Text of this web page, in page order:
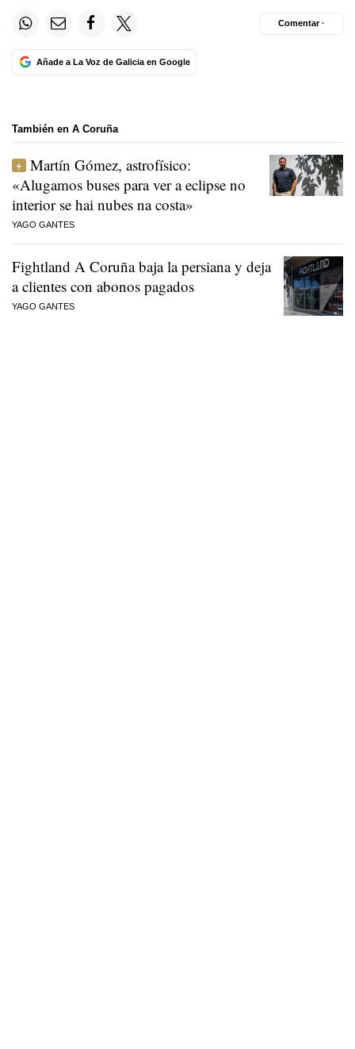
Añade a La Voz de Galicia en Google
Comentar ·
También en A Coruña
Martín Gómez, astrofísico:
«Alugamos buses para ver a eclipse no
interior se hai nubes na costa»
YAGO GANTES
Fightland A Coruña baja la persiana y deja
a clientes con abonos pagados
YAGO GANTES